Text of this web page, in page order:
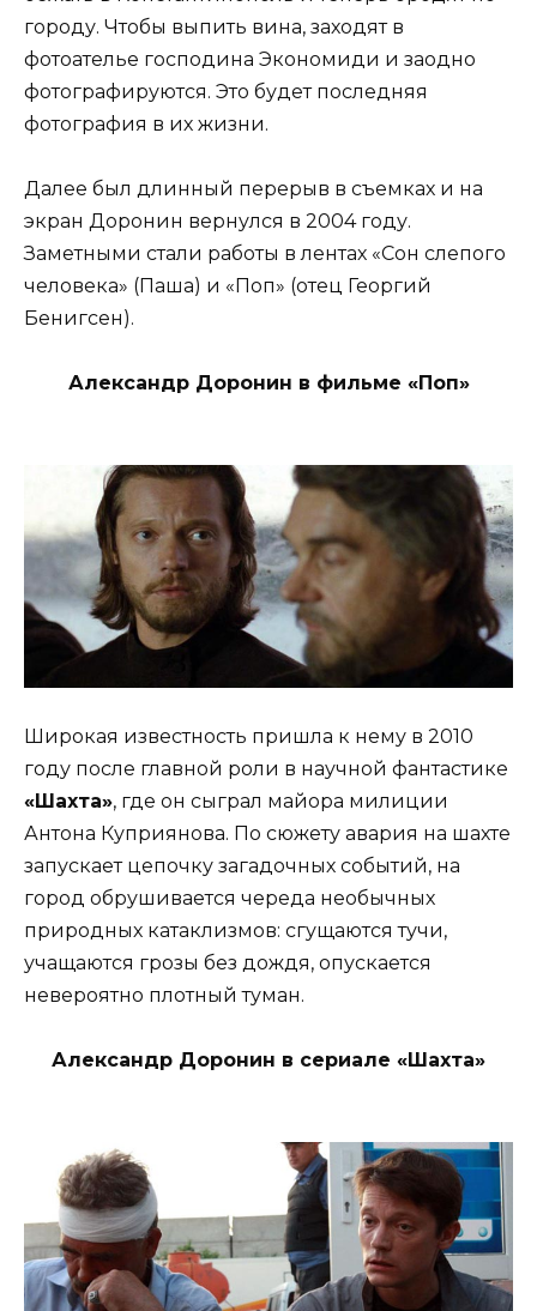
городу. Чтобы выпить вина, заходят в
фотоателье господина Экономиди и заодно
фотографируются. Это будет последняя
фотография в их жизни.
Далее был длинный перерыв в съемках и на
экран Доронин вернулся в 2004 году.
Заметными стали работы в лентах «Сон слепого
человека» (Паша) и «Поп» (отец Георгий
Бенигсен).
Александр Доронин в фильме «Поп»
Широкая известность пришла к нему в 2010
году после главной роли в научной фантастике
«Шахта», где он сыграл майора милиции
Антона Куприянова. По сюжету авария на шахте
запускает цепочку загадочных событий, на
город обрушивается череда необычных
природных катаклизмов: сгущаются тучи,
учащаются грозы без дождя, опускается
невероятно плотный туман.
Александр Доронин в сериале «Шахта»